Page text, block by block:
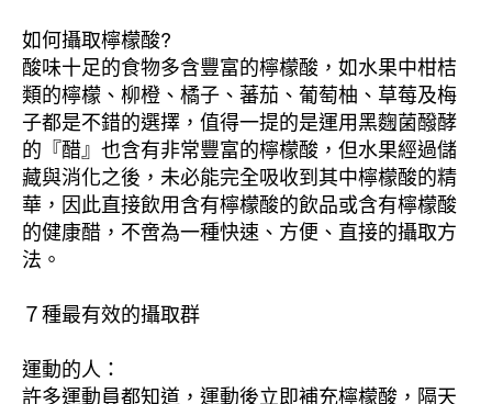
如何攝取檸檬酸?
酸味十足的食物多含豐富的檸檬酸，如水果中柑桔
類的檸檬、柳橙、橘子、蕃茄、葡萄柚、草莓及梅
子都是不錯的選擇，值得一提的是運用黑麴菌醱酵
的『醋』也含有非常豐富的檸檬酸，但水果經過儲
藏與消化之後，未必能完全吸收到其中檸檬酸的精
華，因此直接飲用含有檸檬酸的飲品或含有檸檬酸
的健康醋，不啻為一種快速、方便、直接的攝取方
法。
７種最有效的攝取群
運動的人：
許多運動員都知道，運動後立即補充檸檬酸，隔天